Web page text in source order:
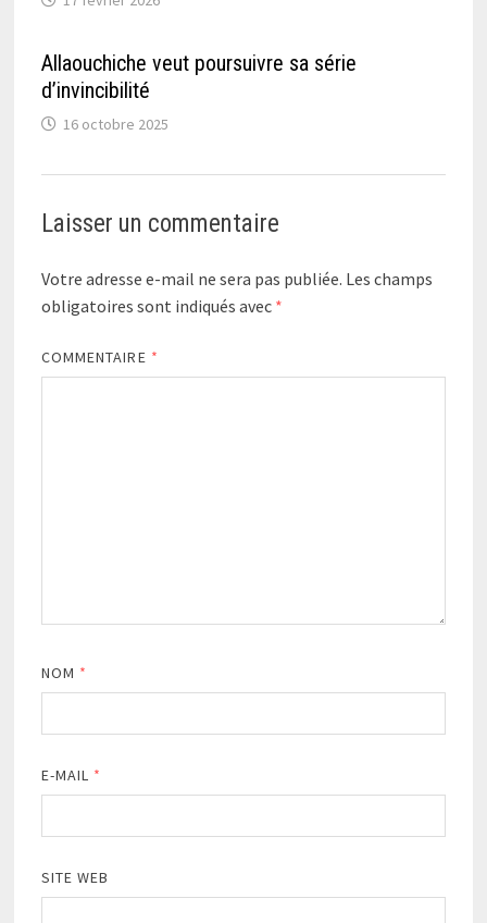
Allaouchiche veut poursuivre sa série
d’invincibilité
16 octobre 2025
Laisser un commentaire
Votre adresse e-mail ne sera pas publiée. Les champs
obligatoires sont indiqués avec *
COMMENTAIRE *
NOM *
E-MAIL *
SITE WEB